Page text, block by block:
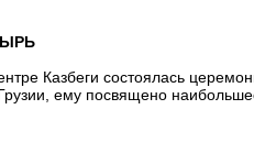
Казбеги состоялась
ему посвящено